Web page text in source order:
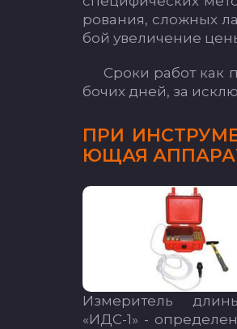
ро­ва­ния, слож­ных
бой уве­ли­че­ние
Сро­ки ра­бот как
бо­чих дней, за
ПРИ
ЮЩАЯ
Из­ме­ри­тель
«ИДС-1» -